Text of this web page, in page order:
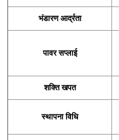
भंडारण आर्द्रता
पावर सप्लाई
शक्ति खपत
स्थापना विधि